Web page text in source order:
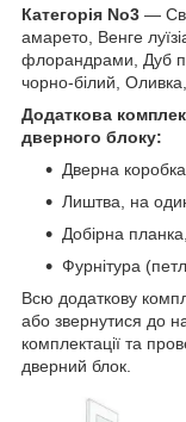
Категорія No3 —
амарето, Венге
флорандрами, Дуб
чорно-білий,
Додаткова
дверного блоку:
Дверна
Лиштва, на
Добірна
Фурнітура
Всю додаткову
або звернутися до
комплектації та
дверний блок.